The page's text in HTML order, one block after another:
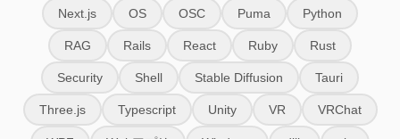
Next.js OS OSC Puma Python
RAG Rails React Ruby Rust
Security Shell Stable Diffusion Tauri
Three.js Typescript Unity VR VRChat